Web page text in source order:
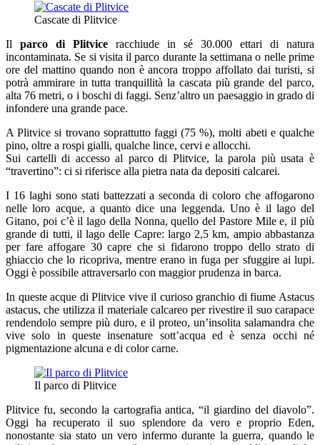
Cascate di Plitvice
Il parco di Plitvice racchiude in sé 30.000 ettari di natura
incontaminata. Se si visita il parco durante la settimana o nelle prime
ore del mattino quando non è ancora troppo affollato dai turisti, si
potrà ammirare in tutta tranquillità la cascata più grande del parco,
alta 76 metri, o i boschi di faggi. Senz’altro un paesaggio in grado di
infondere una grande pace.
A Plitvice si trovano soprattutto faggi (75 %), molti abeti e qualche
pino, oltre a rospi gialli, qualche lince, cervi e allocchi.
Sui cartelli di accesso al parco di Plitvice, la parola più usata è
“travertino”: ci si riferisce alla pietra nata da depositi calcarei.
I 16 laghi sono stati battezzati a seconda di coloro che affogarono
nelle loro acque, a quanto dice una leggenda. Uno è il lago del
Gitano, poi c’è il lago della Nonna, quello del Pastore Mile e, il più
grande di tutti, il lago delle Capre: largo 2,5 km, ampio abbastanza
per fare affogare 30 capre che si fidarono troppo dello strato di
ghiaccio che lo ricopriva, mentre erano in fuga per sfuggire ai lupi.
Oggi è possibile attraversarlo con maggior prudenza in barca.
In queste acque di Plitvice vive il curioso granchio di fiume Astacus
astacus, che utilizza il materiale calcareo per rivestire il suo carapace
rendendolo sempre più duro, e il proteo, un’insolita salamandra che
vive solo in queste insenature sott’acqua ed è senza occhi né
pigmentazione alcuna e di color carne.
Il parco di Plitvice
Plitvice fu, secondo la cartografia antica, “il giardino del diavolo”.
Oggi ha recuperato il suo splendore da vero e proprio Eden,
nonostante sia stato un vero infermo durante la guerra, quando le